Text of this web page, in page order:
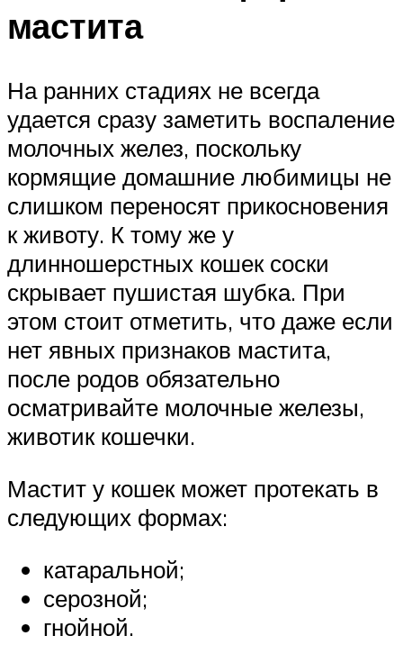
мастита
На ранних стадиях не всегда
удается сразу заметить воспаление
молочных желез, поскольку
кормящие домашние любимицы не
слишком переносят прикосновения
к животу. К тому же у
длинношерстных кошек соски
скрывает пушистая шубка. При
этом стоит отметить, что даже если
нет явных признаков мастита,
после родов обязательно
осматривайте молочные железы,
животик кошечки.
Мастит у кошек может протекать в
следующих формах:
катаральной;
серозной;
гнойной.